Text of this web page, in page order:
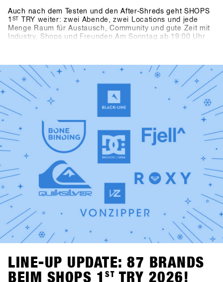
Auch nach dem Testen und den After-Shreds geht SHOPS
1 ST
TRY weiter: zwei Abende, zwei Locations und jede
Menge Raum für Austausch, Community und gute Zeit mit
Industry, Shops und Freunden.Am Sonntag ab 19:00 Uhr
MDS und das Bowling for Boards Turnier sorgen für einen
unterhaltsamen Abend – inklusive der Chance auf starke
Preise.Am Montag ab 21:00 Uhr übernehmen zwei echte
Snowboarding-Legenden die Decks: Fredi Kalbermatten
und Gogo Gossner sind DJ Fredi K & DJock Norris. Im
Kosis Pub (Hotel Kosis, Fügen) geht es auf eine
musikalische Reise durch Old-School Hip-Hop, Funk und
Soul.
LINE-UP UPDATE: 87 BRANDS
BEIM SHOPS 1
ST TRY 2026!